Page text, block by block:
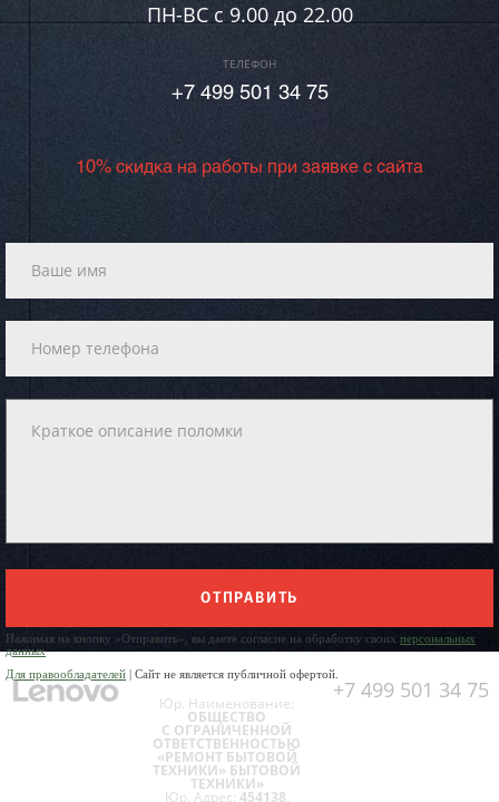
ПН-ВC c 9.00 до 22.00
ТЕЛЕФОН
+7 499 501 34 75
10% скидка на работы при заявке с сайта
ОТПРАВИТЬ
Нажимая на кнопку «Отправить», вы даете согласие на обработку своих персональных
данных
Для правообладателей | Сайт не является публичной офертой.
+7 499 501 34 75
Юр. Наименование:
ОБЩЕСТВО
С ОГРАНИЧЕННОЙ
ОТВЕТСТВЕННОСТЬЮ
«РЕМОНТ БЫТОВОЙ
ТЕХНИКИ» БЫТОВОЙ
ТЕХНИКИ»
Юр. Адрес: 454138,